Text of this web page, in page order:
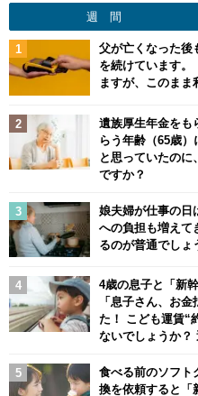
週 間
父が亡くなった後
を続けています。
ますが、このまま
遺族厚生年金をも
らう年齢（65歳
と思っていたのに
ですか？
娘夫婦が仕事の日
への負担も増えて
るのが普通でしょ
4歳の息子と「新
「息子さん、お
た！ こども運賃“
ないでしょうか？
食べる前のソフト
換を依頼すると「